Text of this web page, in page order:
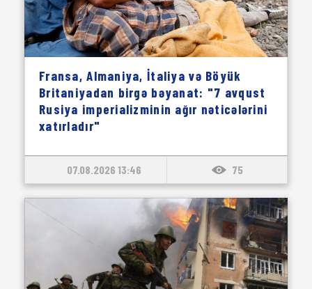
Fransa, Almaniya, İtaliya və Böyük
Britaniyadan birgə bəyanat: "7 avqust
Rusiya imperializminin ağır nəticələrini
xatırladır"
07.08.2026 13:46 75